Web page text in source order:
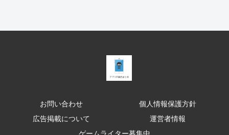
お問い合わせ
個人情報保護方針
広告掲載について
運営者情報